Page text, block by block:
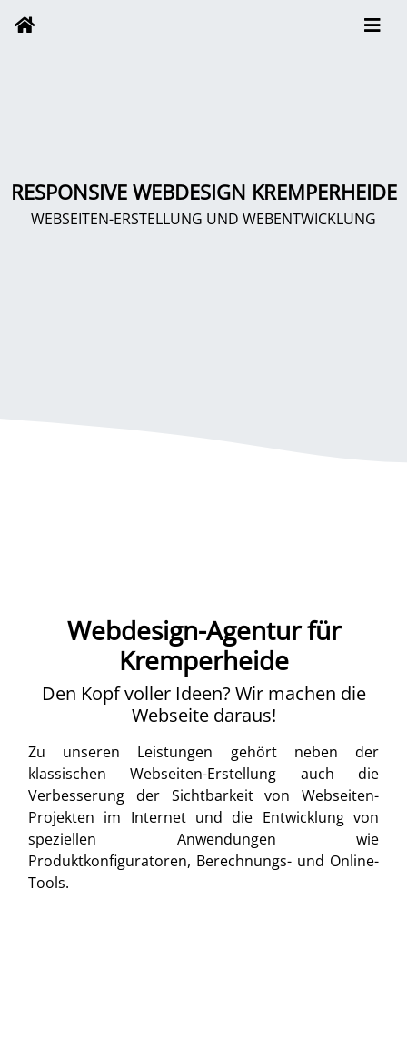
RESPONSIVE WEBDESIGN KREMPERHEIDE
WEBSEITEN-ERSTELLUNG UND WEBENTWICKLUNG
Webdesign-Agentur für
Kremperheide
Den Kopf voller Ideen? Wir machen die
Webseite daraus!
Zu unseren Leistungen gehört neben der
klassischen Webseiten-Erstellung auch die
Verbesserung der Sichtbarkeit von Webseiten-
Projekten im Internet und die Entwicklung von
speziellen Anwendungen wie
Produktkonfiguratoren, Berechnungs- und Online-
Tools.